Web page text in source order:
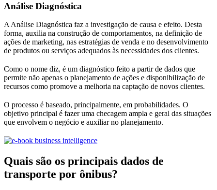
Análise Diagnóstica
A Análise Diagnóstica faz a investigação de causa e efeito. Desta
forma, auxilia na construção de comportamentos, na definição de
ações de marketing, nas estratégias de venda e no desenvolvimento
de produtos ou serviços adequados às necessidades dos clientes.
Como o nome diz, é um diagnóstico feito a partir de dados que
permite não apenas o planejamento de ações e disponibilização de
recursos como promove a melhoria na captação de novos clientes.
O processo é baseado, principalmente, em probabilidades. O
objetivo principal é fazer uma checagem ampla e geral das situações
que envolvem o negócio e auxiliar no planejamento.
Quais são os principais dados de
transporte por ônibus?